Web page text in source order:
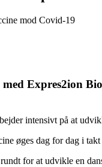
mod Covid-19
Expres2ion
intensivt på at
øges dag for dag i
for at udvikle en